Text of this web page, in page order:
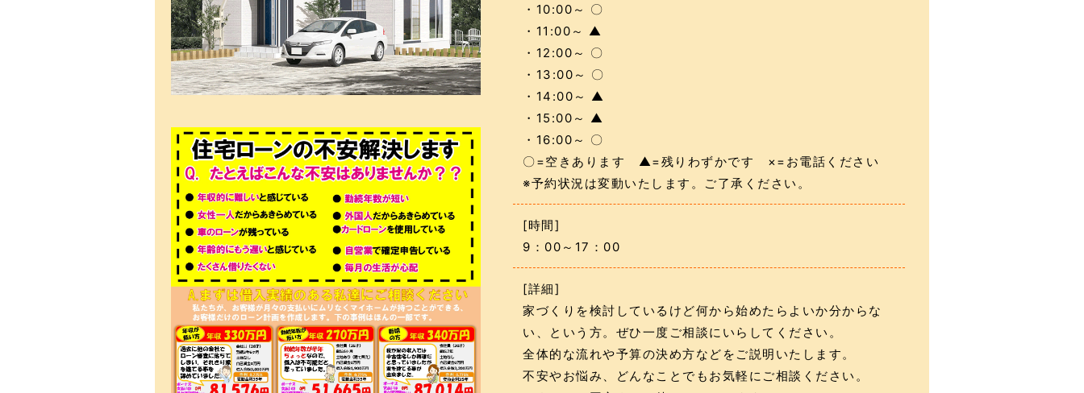
・10:00～ 〇
・11:00～ ▲
・12:00～ 〇
・13:00～ 〇
・14:00～ ▲
・15:00～ ▲
・16:00～ 〇
〇=空きあります ▲=残りわずかです ×=お電話ください
※予約状況は変動いたします。ご了承ください。
[時間]
9：00～17：00
[詳細]
家づくりを検討しているけど何から始めたらよいか分からな
い、という方。ぜひ一度ご相談にいらしてください。
全体的な流れや予算の決め方などをご説明いたします。
不安やお悩み、どんなことでもお気軽にご相談ください。